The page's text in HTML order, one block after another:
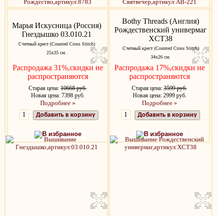
Распродажа 31%,скидки не
распространяются
Старая цена: 10668 руб.
Новая цена: 7398 руб.
Подробнее »
Добавить в корзину
В избранное
Распродажа 17%,скидки не
распространяются
Старая цена: 3599 руб.
Новая цена: 2999 руб.
Подробнее »
Добавить в корзину
В избранное
Марья Искусница (Россия)
Гнездышко 03.010.21
Счетный крест (Counted Cross Stitch)
25x35 см.
Bothy Threads (Англия)
Рождественский универмаг
XCT38
Счетный крест (Counted Cross Stitch)
34х26 см.